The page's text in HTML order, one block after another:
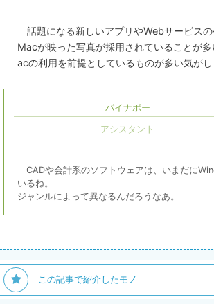
話題になる新しいアプリやWebサービスの
Macが映った写真が採用されていることが
acの利用を前提としているものが多い気がし
パイナポー
CADや会計系のソフトウェアは、いまだに
いるね。
ジャンルによって異なるんだろうなあ。
この記事で紹介したモノ